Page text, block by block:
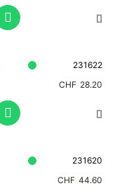
231622
CHF 28.20
231620
CHF 44.60